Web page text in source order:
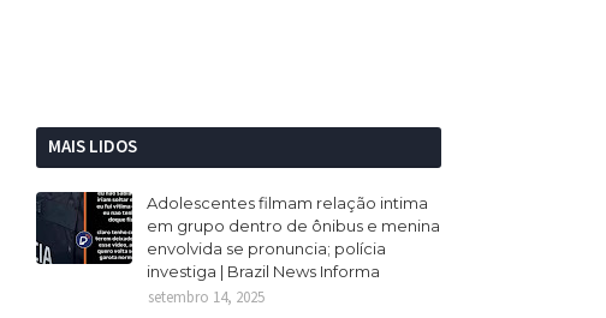
MAIS LIDOS
Adolescentes filmam relação intima
em grupo dentro de ônibus e menina
envolvida se pronuncia; polícia
investiga | Brazil News Informa
setembro 14, 2025